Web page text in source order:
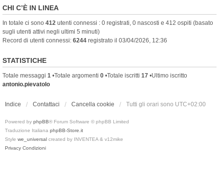
CHI C’È IN LINEA
In totale ci sono 412 utenti connessi : 0 registrati, 0 nascosti e 412 ospiti (basato
sugli utenti attivi negli ultimi 5 minuti)
Record di utenti connessi: 6244 registrato il 03/04/2026, 12:36
STATISTICHE
Totale messaggi 1 •Totale argomenti 0 •Totale iscritti 17 •Ultimo iscritto
antonio.pievatolo
Indice Contattaci Cancella cookie Tutti gli orari sono UTC+02:00
Powered by phpBB® Forum Software © phpBB Limited
Traduzione Italiana phpBB-Store.it
Style we_universal created by INVENTEA & v12mike
Privacy Condizioni